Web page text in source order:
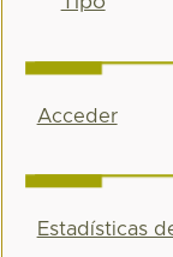
Acceder
Estadísticas